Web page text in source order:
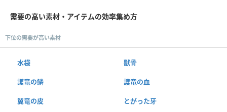
需要の高い素材・アイテムの効率集め方
下位の需要が高い素材
水袋 獣骨
護竜の鱗 護竜の血
翼竜の皮 とがった牙